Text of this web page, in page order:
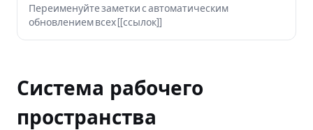
Переименуйте заметки с автоматическим
обновлением всех [[ссылок]]
Система рабочего
пространства